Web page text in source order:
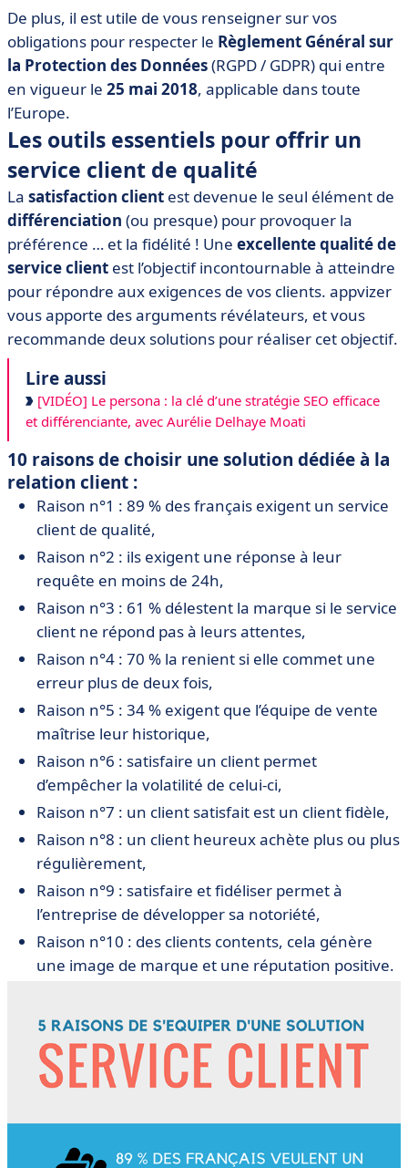
De plus, il est utile de vous renseigner sur vos
obligations pour respecter le Règlement Général sur
la Protection des Données(RGPD / GDPR) qui entre
en vigueur le 25 mai 2018, applicable dans toute
l’Europe.
Les outils essentiels pour offrir un
service client de qualité
La satisfaction client est devenue le seul élément de
différenciation (ou presque) pour provoquer la
préférence … et la fidélité ! Une excellente qualité de
service client est l’objectif incontournable à atteindre
pour répondre aux exigences de vos clients. appvizer
vous apporte des arguments révélateurs, et vous
recommande deux solutions pour réaliser cet objectif.
Lire aussi
[VIDÉO] Le persona : la clé d’une stratégie SEO efficace
et différenciante, avec Aurélie Delhaye Moati
10 raisons de choisir une solution dédiée à la
relation client :
Raison n°1 : 89 % des français exigent un service
client de qualité,
Raison n°2 : ils exigent une réponse à leur
requête en moins de 24h,
Raison n°3 : 61 % délestent la marque si le service
client ne répond pas à leurs attentes,
Raison n°4 : 70 % la renient si elle commet une
erreur plus de deux fois,
Raison n°5 : 34 % exigent que l’équipe de vente
maîtrise leur historique,
Raison n°6 : satisfaire un client permet
d’empêcher la volatilité de celui-ci,
Raison n°7 : un client satisfait est un client fidèle,
Raison n°8 : un client heureux achète plus ou plus
régulièrement,
Raison n°9 : satisfaire et fidéliser permet à
l’entreprise de développer sa notoriété,
Raison n°10 : des clients contents, cela génère
une image de marque et une réputation positive.